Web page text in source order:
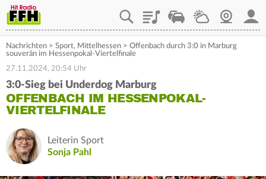
PlaylistStaupilotWetterWebcam
Nachrichten > Sport, Mittelhessen > Offenbach durch 3:0 in Marburg
souverän im Hessenpokal-Viertelfinale
27.11.2024, 20:54 Uhr
3:0-Sieg bei Underdog Marburg
OFFENBACH IM HESSENPOKAL-
VIERTELFINALE
Leiterin Sport
Sonja Pahl